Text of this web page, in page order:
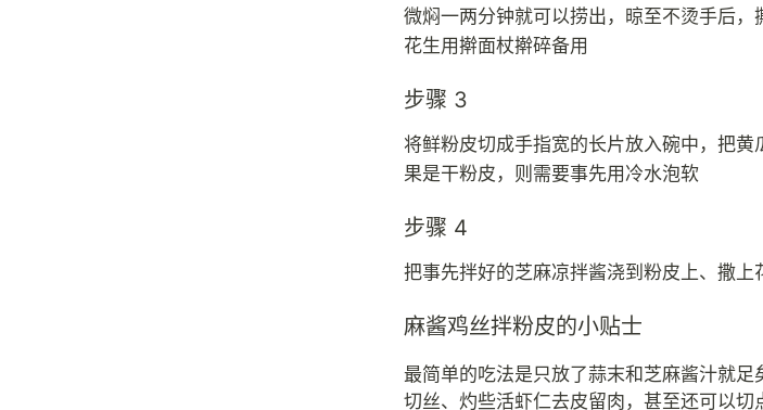
微焖一两分钟就可以捞出，晾至不烫手后，
花生用擀面杖擀碎备用
步骤 3
将鲜粉皮切成手指宽的长片放入碗中，把
果是干粉皮，则需要事先用冷水泡软
步骤 4
把事先拌好的芝麻凉拌酱浇到粉皮上、撒上
麻酱鸡丝拌粉皮的小贴士
最简单的吃法是只放了蒜末和芝麻酱汁就
切丝、灼些活虾仁去皮留肉，甚至还可以